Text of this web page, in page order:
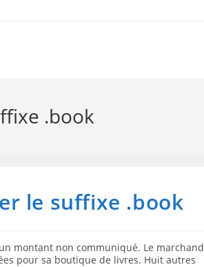
.book
le suffixe .book
montant non communiqué. Le marchand
pour sa boutique de livres. Huit autres